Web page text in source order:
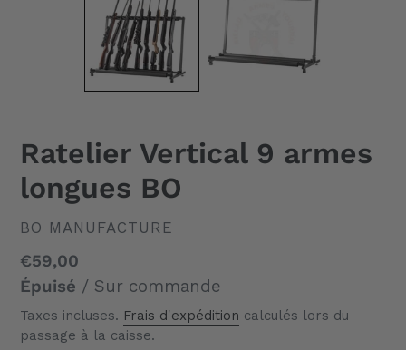
Ratelier Vertical 9 armes
longues BO
DISTRIBUTEUR
BO MANUFACTURE
Prix
normal
€59,00
Épuisé / Sur commande
Taxes incluses. Frais d'expédition calculés lors du
passage à la caisse.